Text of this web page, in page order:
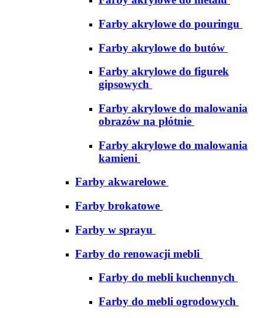
Farby akrylowe do pouringu
Farby akrylowe do butów
Farby akrylowe do figurek
gipsowych
Farby akrylowe do malowania
obrazów na płótnie
Farby akrylowe do malowania
kamieni
Farby akwarelowe
Farby brokatowe
Farby w sprayu
Farby do renowacji mebli
Farby do mebli kuchennych
Farby do mebli ogrodowych